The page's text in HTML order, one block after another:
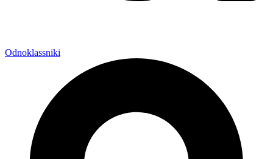
Odnoklassniki